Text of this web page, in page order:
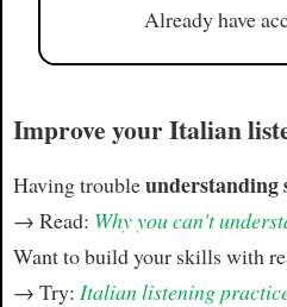
Already have
Improve your Italian
Having troubleunderstanding
→ Read: Why you can't
Want to build your skills with
→ Try: Italian listening